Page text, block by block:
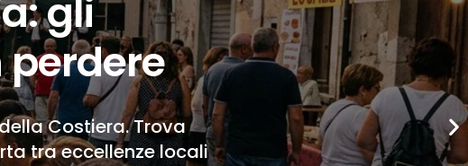
gli
Costiera. Trova
tra eccellenze locali